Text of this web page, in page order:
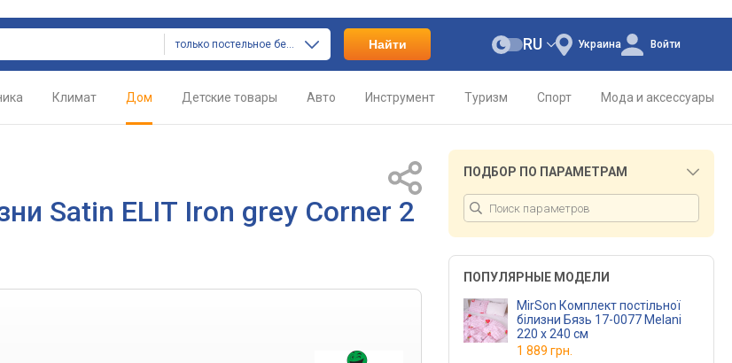
только постельное белье Найти Украина
RU Войти
Климат Дом Детские товары Авто Инструмент Туризм Спорт Мода и аксессуары
Satin ELIT Iron grey Corner 2
ПОДБОР ПО ПАРАМЕТРАМ
ПОПУЛЯРНЫЕ МОДЕЛИ
MirSon Комплект постільної
білизни Бязь 17-0077 Melani
220 x 240 см
1 889 грн.